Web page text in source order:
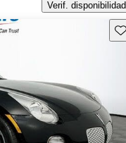
Verif. disponibilidad